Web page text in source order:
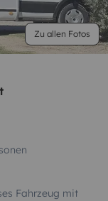
Zu allen Fotos
Fahrzeug mit